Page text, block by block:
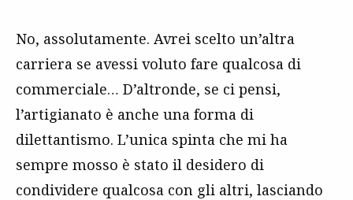
No, assolutamente. Avrei scelto un’altra
carriera se avessi voluto fare qualcosa di
commerciale… D’altronde, se ci pensi,
l’artigianato è anche una forma di
dilettantismo. L’unica spinta che mi ha
sempre mosso è stato il desidero di
condividere qualcosa con gli altri, lasciando